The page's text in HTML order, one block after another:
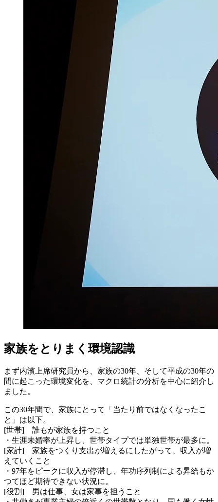
家族をとりまく環境認識
まず内濱上席研究員から、家族の30年、そして平成の30年の
間に起こった環境変化を、マクロ統計の分析を中心に紹介し
ました。
この30年間で、家族にとって「当たり前ではなくなったこ
と」は以下。
[世帯] 誰もが家族を持つこと
・生涯未婚率が上昇し、世帯タイプでは単独世帯が最多に。
[家計] 家族をつくり支出が増えるにしたがって、収入が増
えていくこと
・97年をピークに収入が停滞し、年功序列制による昇給もか
つてほど期待できない状況に。
[役割] 男は仕事、女は家事を担うこと